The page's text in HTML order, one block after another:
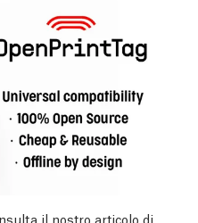
il nostro articolo di